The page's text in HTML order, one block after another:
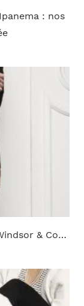
: nos
& Co…